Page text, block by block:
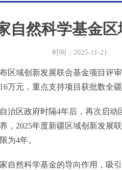
自然科学基金
时间：2025-11-21
域创新发展联合基金项目评
万元，重点支持项目获批数全疆
区政府时隔4年后，再次启动
，2025年度新疆区域创新发展
为4年。
然科学基金的导向作用，吸